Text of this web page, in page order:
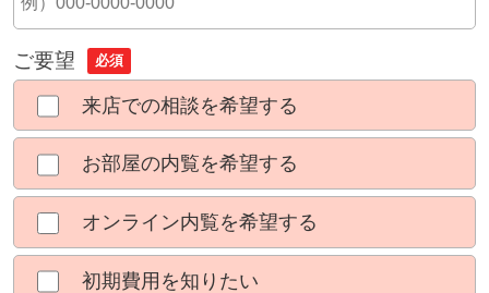
ご要望 必須
来店での相談を希望する
お部屋の内覧を希望する
オンライン内覧を希望する
初期費用を知りたい